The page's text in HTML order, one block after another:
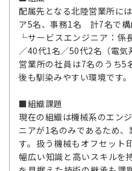
配属先となる北陸営業所に
ア5名、事務1名 計7名で構
└サービスエンジニア：係
／40代1名／50代2名（電気
営業所の社員は7名のうち5
後も馴染みやすい環境です。
■組織課題
現在の組織は機械系のエン
ニアが1名のみであるため
す。扱う機械もオフセット
幅広い知識と高いスキルを